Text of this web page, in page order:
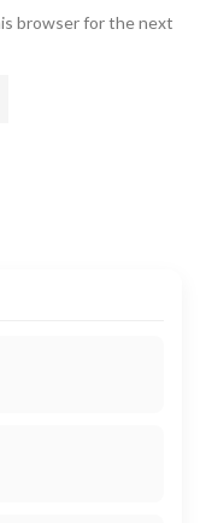
browser for the next